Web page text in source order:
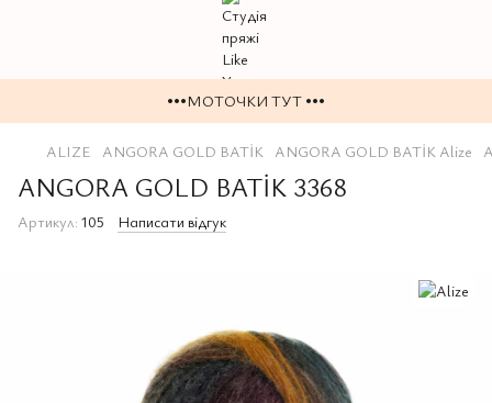
•••МОТОЧКИ ТУТ •••
ALIZE ANGORA GOLD BATİK ANGORA GOLD BATİK Alize
ANGORA GOLD BATİK 3368
Артикул: 105 Написати відгук